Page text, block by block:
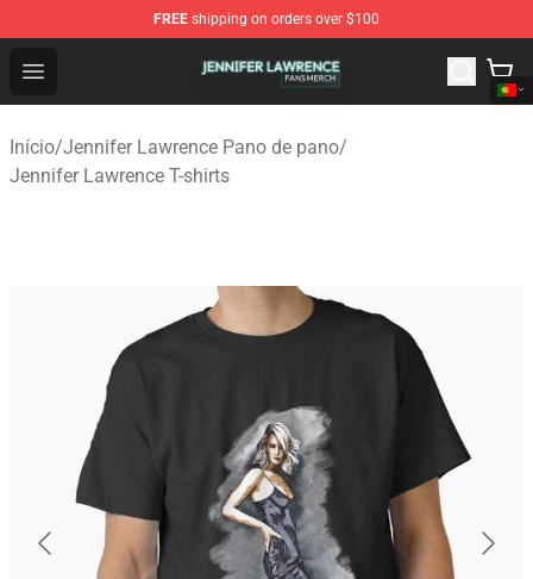
FREE shipping on orders over $100
Open menu
Jennifer Lawrence Shop - Official Jennifer Lawrence
Início/Jennifer Lawrence Pano de pano/
Jennifer Lawrence T-shirts